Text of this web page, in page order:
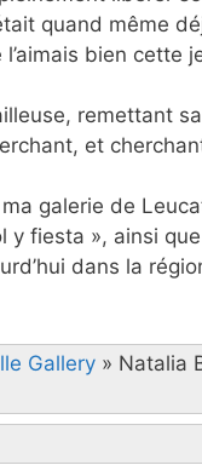
quand même
bien cette
remettant
et
galerie de
y fiesta », ainsi
dans la
Gallery » Natalia